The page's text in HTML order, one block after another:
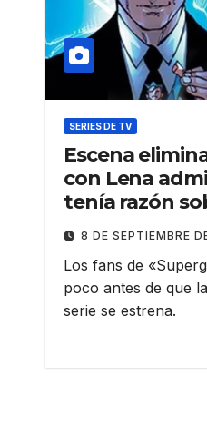
SERIES DE TV
Escena
con Lena
tenía razón
8 DE SEPTIEMBRE
Los fans de
poco antes de que
serie se estrena.